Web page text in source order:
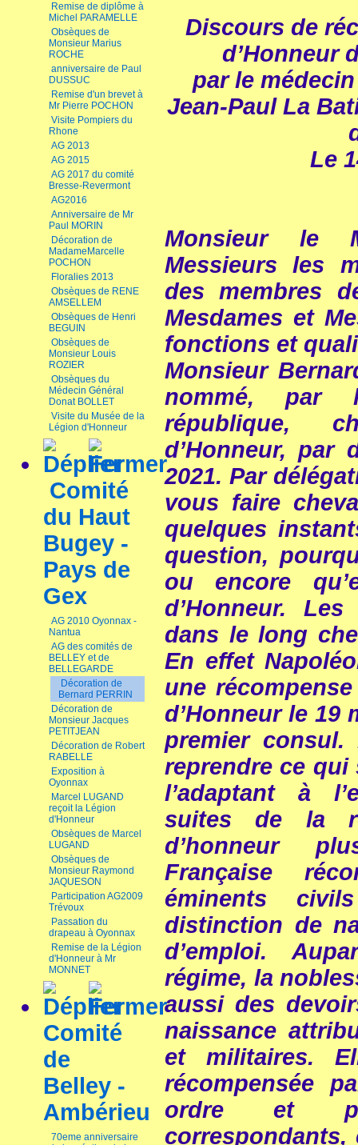
Remise de diplôme à
Michel PARAMELLE
Obsèques de
Monsieur Marius
ROCHE
anniversaire de Paul
DUSSUC
Remise d'un brevet à
Mr Pierre POCHON
Visite Pompiers du
Rhone
AG 2013
AG 2015
AG 2017 du comité
Bresse-Revermont
AG2016
Anniversaire de Mr
Paul MORIN
Décoration de
MadameMarcelle
POCHON
Floralies 2013
Obsèques de RENE
AMSELLEM
Obsèques de Henri
BEGUIN
Obsèques de
Monsieur Louis
ROZIER
Obsèques du
Médecin Général
Donat BOLLET
Visite du Musée de la
Légion d'Honneur
Comité
du Haut
Bugey -
Pays de
Gex
AG 2010 Oyonnax -
Nantua
AG des comités de
BELLEY et de
BELLEGARDE
Décoration de
Bernard PERRIN
Décoration de
Monsieur Jacques
PETITJEAN
Décoration de Robert
RABELLE
Exposition à
Oyonnax
Marcel LUGAND
reçoit la Légion
d'Honneur
Obsèques de Marcel
LUGAND
Obsèques de
Monsieur Raymond
JAQUESON
Participation AG2009
Trévoux
Passation du
drapeau à Oyonnax
Remise de la Légion
d'Honneur à Mr
MONNET
Comité
de
Belley -
Ambérieu
70eme anniversaire
Discours de
d’Honneur
par le
Jean-Paul La
Le
Monsieur le
Messieurs les
des membres
Mesdames et
fonctions et
Monsieur
nommé, par
république,
d’Honneur, par
2021. Par
vous faire
quelques
question,
ou encore
d’Honneur.
dans le long
En effet
une
d’Honneur le 19
premier
reprendre ce qui
l’adaptant à
suites de la
d’honneur
Française
éminents
distinction de
d’emploi.
régime, la
aussi des
naissance
et militaires.
récompensée
ordre et
correspondants,